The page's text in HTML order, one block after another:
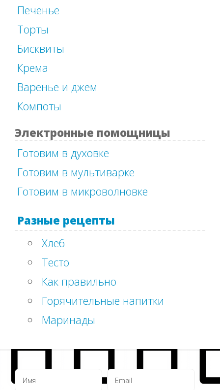
Печенье
Торты
Бисквиты
Крема
Варенье и джем
Компоты
Электронные помощницы
Готовим в духовке
Готовим в мультиварке
Готовим в микроволновке
Разные рецепты
Хлеб
Тесто
Как правильно
Горячительные напитки
Маринады